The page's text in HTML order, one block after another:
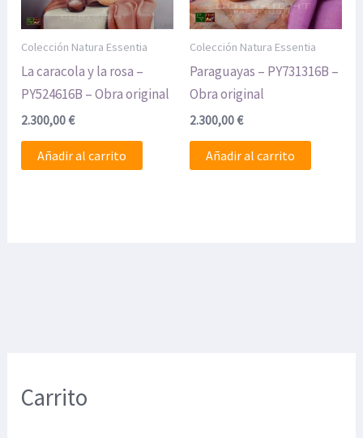
Carrito
Colección Natura Essentia
La caracola y la rosa –
PY524616B – Obra original
2.300,00€
Añadir al carrito
Colección Natura Essentia
Paraguayas – PY731316B –
Obra original
2.300,00€
Añadir al carrito